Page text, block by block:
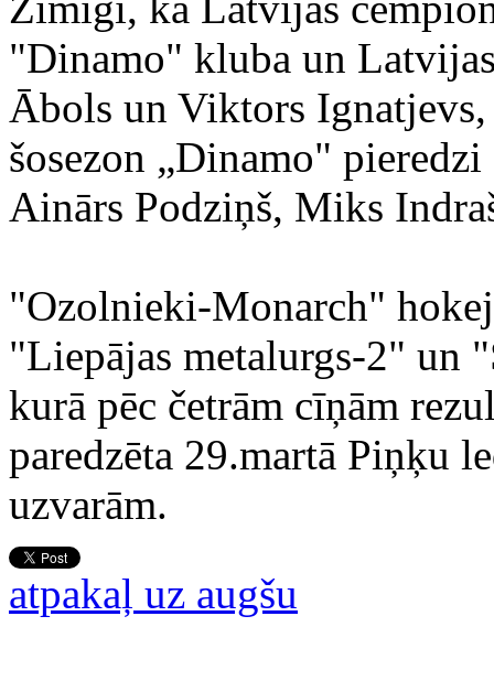
"Dinamo" kluba un
Ābols un Viktors
šosezon „Dinamo"
Ainārs Podziņš, Miks
"Ozolnieki-Monarch"
"Liepājas metalurgs-2" un
kurā pēc četrām cīņām
paredzēta 29.martā Piņķu
uzvarām.
atpakaļ uz augšu